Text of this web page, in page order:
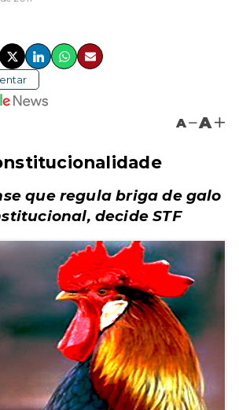
A A
que regula briga de galo
decide STF